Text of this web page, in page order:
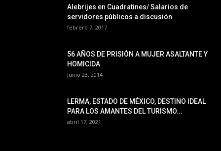
Alebrijes en Cuadratines/ Salarios de
servidores públicos a discusión
febrero 7, 2017
56 AÑOS DE PRISIÓN A MUJER ASALTANTE Y
HOMICIDA
junio 23, 2014
LERMA, ESTADO DE MÉXICO, DESTINO IDEAL
PARA LOS AMANTES DEL TURISMO...
abril 17, 2021